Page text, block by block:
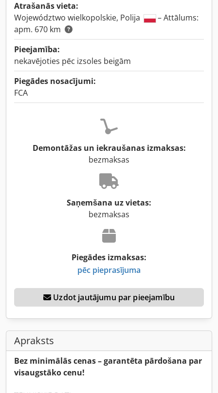
Atrašanās vieta:
Województwo wielkopolskie, Polija
– Attālums:
apm. 670 km
Pieejamība:
nekavējoties pēc izsoles beigām
Piegādes nosacījumi:
FCA
Demontāžas un iekraušanas izmaksas:
bezmaksas
Saņemšana uz vietas:
bezmaksas
Piegādes izmaksas:
pēc pieprasījuma
Uzdot jautājumu par pieejamību
Apraksts
Bez minimālās cenas – garantēta pārdošana par
visaugstāko cenu!